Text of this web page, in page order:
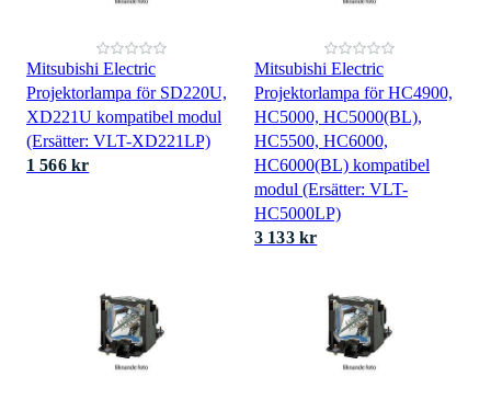
Mitsubishi Electric
Projektorlampa för SD220U,
XD221U kompatibel modul
(Ersätter: VLT-XD221LP)
1 566 kr
Mitsubishi Electric
Projektorlampa för HC4900,
HC5000, HC5000(BL),
HC5500, HC6000,
HC6000(BL) kompatibel
modul (Ersätter: VLT-
HC5000LP)
3 133 kr